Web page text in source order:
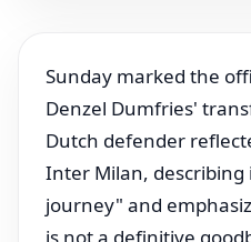
Sunday marked the
Denzel Dumfries'
Dutch defender
Inter Milan, describing
journey" and
is not a definitive